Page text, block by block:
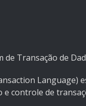
de Transação de
Language)
controle de